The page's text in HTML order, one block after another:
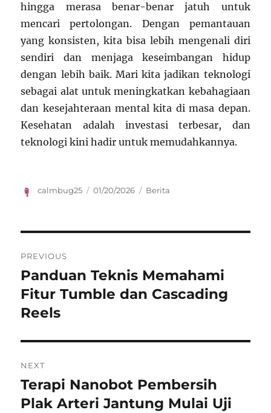
hingga merasa benar-benar jatuh untuk
mencari pertolongan. Dengan pemantauan
yang konsisten, kita bisa lebih mengenali diri
sendiri dan menjaga keseimbangan hidup
dengan lebih baik. Mari kita jadikan teknologi
sebagai alat untuk meningkatkan kebahagiaan
dan kesejahteraan mental kita di masa depan.
Kesehatan adalah investasi terbesar, dan
teknologi kini hadir untuk memudahkannya.
Author
calmbug25
Posted
01/20/2026 Categories
Berita
pos
PREVIOUS
Previous
post:
Panduan Teknis Memahami
Fitur Tumble dan Cascading
Reels
NEXT
Next
post:
Terapi Nanobot Pembersih
Plak Arteri Jantung Mulai Uji